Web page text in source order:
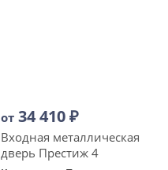
от 34 410₽
Входная металлическая
дверь Престиж 4